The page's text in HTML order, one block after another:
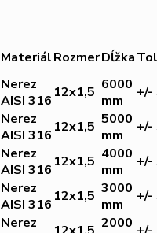
MateriálRozmerDĺžka
Nerez
AISI 316 12x1,5 6000
mm
+/-
Nerez
AISI 316 12x1,5 5000
mm
+/-
Nerez
AISI 316 12x1,5 4000
mm
+/-
Nerez
AISI 316 12x1,5 3000
mm
+/-
Nerez
2000